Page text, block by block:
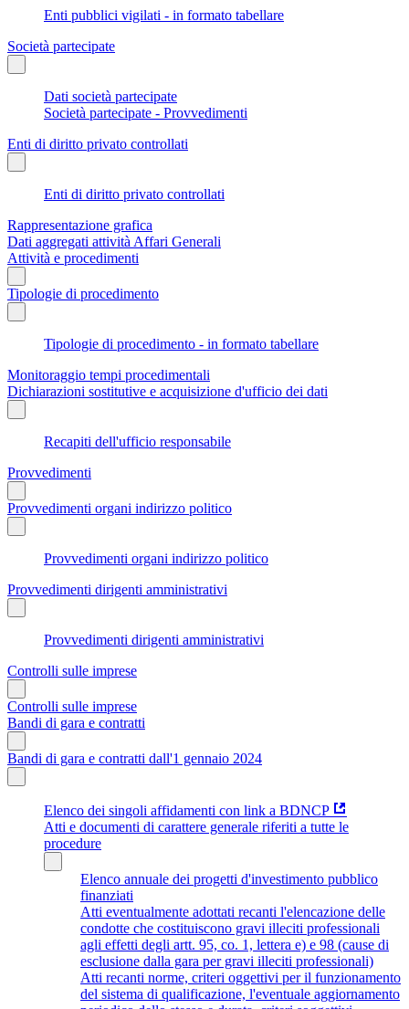
Enti pubblici vigilati - in formato tabellare
Società partecipate
Dati società partecipate
Società partecipate - Provvedimenti
Enti di diritto privato controllati
Enti di diritto privato controllati
Rappresentazione grafica
Dati aggregati attività Affari Generali
Attività e procedimenti
Tipologie di procedimento
Tipologie di procedimento - in formato tabellare
Monitoraggio tempi procedimentali
Dichiarazioni sostitutive e acquisizione d'ufficio dei dati
Recapiti dell'ufficio responsabile
Provvedimenti
Provvedimenti organi indirizzo politico
Provvedimenti organi indirizzo politico
Provvedimenti dirigenti amministrativi
Provvedimenti dirigenti amministrativi
Controlli sulle imprese
Controlli sulle imprese
Bandi di gara e contratti
Bandi di gara e contratti dall'1 gennaio 2024
Elenco dei singoli affidamenti con link a BDNCP
Atti e documenti di carattere generale riferiti a tutte le
procedure
Elenco annuale dei progetti d'investimento pubblico
finanziati
Atti eventualmente adottati recanti l'elencazione delle
condotte che costituiscono gravi illeciti professionali
agli effetti degli artt. 95, co. 1, lettera e) e 98 (cause di
esclusione dalla gara per gravi illeciti professionali)
Atti recanti norme, criteri oggettivi per il funzionamento
del sistema di qualificazione, l'eventuale aggiornamento